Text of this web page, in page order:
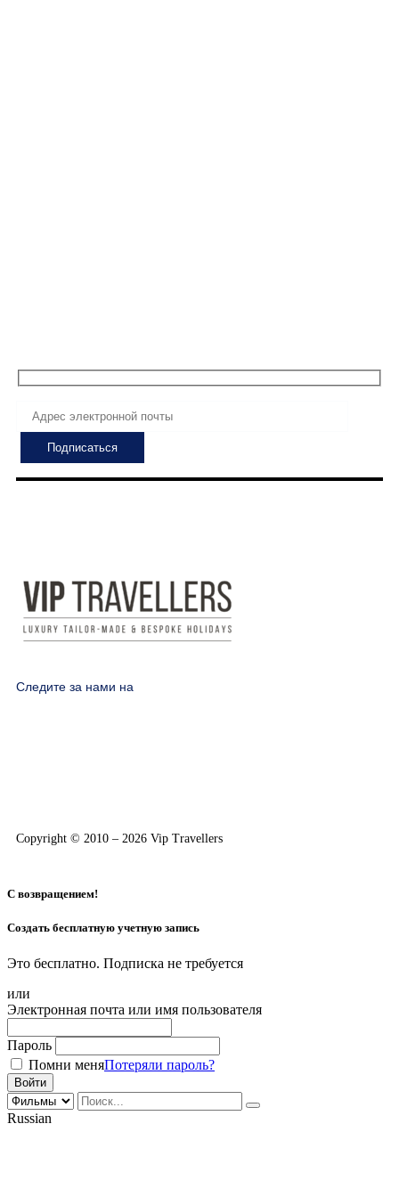
Следите за нами на
Copyright © 2010 – 2026 Vip Travellers
С возвращением!
Создать бесплатную учетную запись
Это бесплатно. Подписка не требуется
или
Электронная почта или имя пользователя
Пароль
Помни меняПотеряли пароль?
Russian